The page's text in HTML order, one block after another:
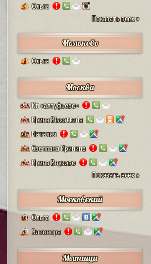
9
Ольга
Показать всех »
Молоково
1 Ольга
Москва
4579 Кп «алтуфьево»
378 Ирина Biscotteria
307 Наталия
222 Светлана Иринина
297 Ирина Внуково
Показать всех »
Московский
74 Ольга
28 Элеонора
Мытищи